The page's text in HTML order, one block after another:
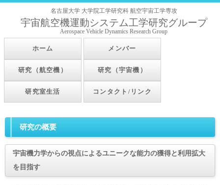
名古屋大学 大学院工学研究科 航空宇宙工学専攻
宇宙航空機運動システム工学研究グループ
Aerospace Vehicle Dynamics Research Group
ホーム メンバー
研究（航空機） 研究（宇宙機）
研究室生活 コンタクト/リンク
研究の概要
宇宙機力学からの視点によるユニークな能力の獲得と利用拡大
を目指す